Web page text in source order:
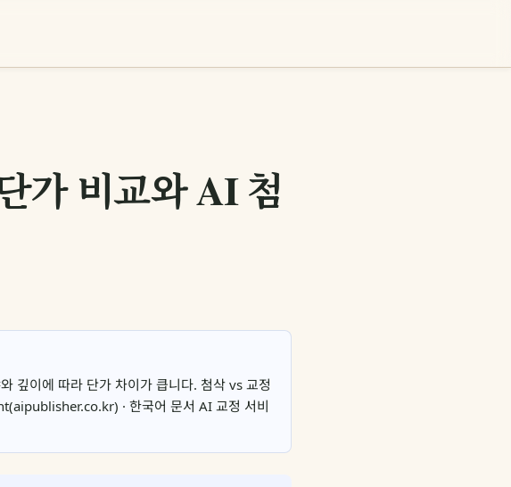
가 비교와 AI 첨
깊이에 따라 단가 차이가 큽니다. 첨삭 vs 교정
· 한국어 문서 AI 교정 서비